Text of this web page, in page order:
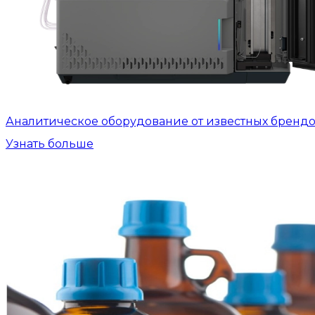
Аналитическое оборудование от известных
Узнать больше